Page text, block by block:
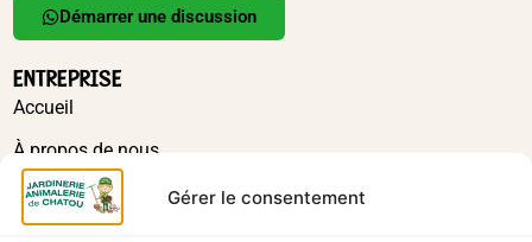
Gérer le consentement
Démarrer une discussion
ENTREPRISE
Accueil
À propos de nous
Actualités